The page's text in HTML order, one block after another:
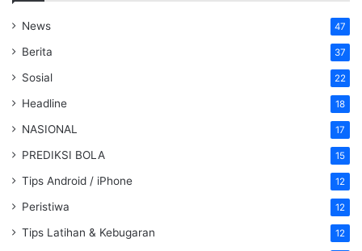
News 47
Berita 37
Sosial 22
Headline 18
NASIONAL 17
PREDIKSI BOLA 15
Tips Android / iPhone 12
Peristiwa 12
Tips Latihan & Kebugaran 12